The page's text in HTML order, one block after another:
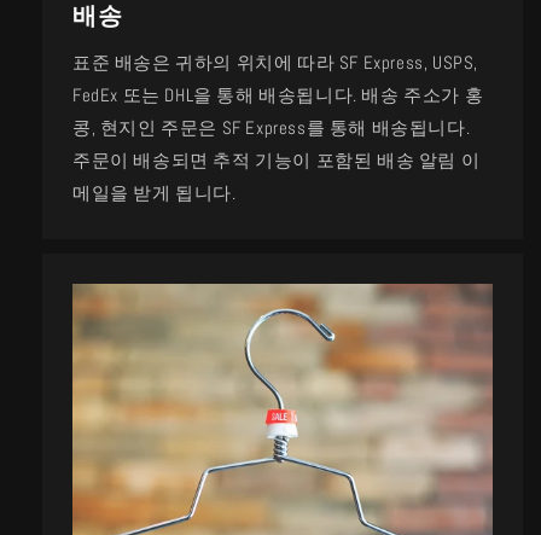
배송
표준 배송은 귀하의 위치에 따라 SF Express, USPS,
FedEx 또는 DHL을 통해 배송됩니다. 배송 주소가 홍
콩, 현지인 주문은 SF Express를 통해 배송됩니다.
주문이 배송되면 추적 기능이 포함된 배송 알림 이
메일을 받게 됩니다.